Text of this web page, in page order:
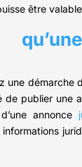
être
une démarche
de publier une
annonce